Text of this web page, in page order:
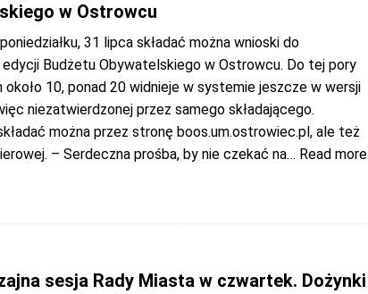
w Ostrowcu
31 lipca składać można wnioski do
Budżetu Obywatelskiego w Ostrowcu. Do tej pory
około 10, ponad 20 widnieje w systemie jeszcze w wersji
niezatwierdzonej przez samego składającego.
można przez stronę boos.um.ostrowiec.pl, ale też
– Serdeczna prośba, by nie czekać na… Read more
sesja Rady Miasta w czwartek. Dożynki